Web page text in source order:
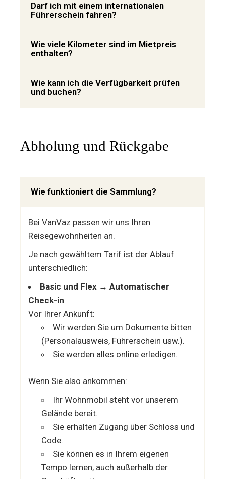
Darf ich mit einem internationalen
Führerschein fahren?
Wie viele Kilometer sind im Mietpreis
enthalten?
Wie kann ich die Verfügbarkeit prüfen
und buchen?
Abholung und Rückgabe
Wie funktioniert die Sammlung?
Bei VanVaz passen wir uns Ihren
Reisegewohnheiten an.
Je nach gewähltem Tarif ist der Ablauf
unterschiedlich:
Basic und Flex → Automatischer
Check-in
Vor Ihrer Ankunft:
Wir werden Sie um Dokumente bitten
(Personalausweis, Führerschein usw.).
Sie werden alles online erledigen.
Wenn Sie also ankommen:
Ihr Wohnmobil steht vor unserem
Gelände bereit.
Sie erhalten Zugang über Schloss und
Code.
Sie können es in Ihrem eigenen
Tempo lernen, auch außerhalb der